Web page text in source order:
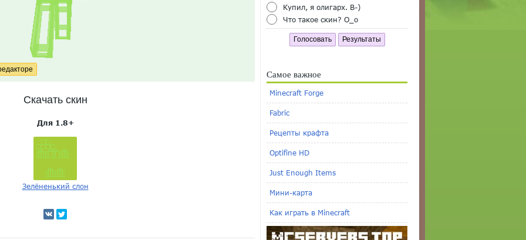
Скачать скин
Для 1.8+
Зелёненький слон
Купил, я олигарх. B-)
Что такое скин? O_o
Голосовать Результаты
Самое важное
Minecraft Forge
Fabric
Рецепты крафта
Optifine HD
Just Enough Items
Мини-карта
Как играть в Minecraft